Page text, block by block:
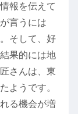
報を伝えて
言うには
そして、好
果的には地
さんは、東
ようです。
る機会が増